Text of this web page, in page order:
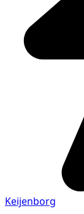
Keijenborg